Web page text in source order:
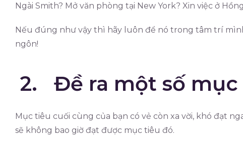
Ngài Smith? Mở văn phòng tại New York? Xin việc ở
Nếu đúng như vậy thì hãy luôn để nó trong tâm trí
ngôn!
2. Đề ra một số
Mục tiêu cuối cùng của bạn có vẻ còn xa vời, khó đạt
sẽ không bao giờ đạt được mục tiêu đó.